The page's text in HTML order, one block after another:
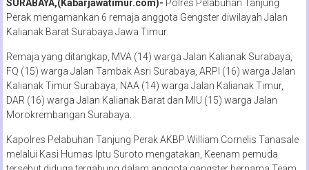
SURABAYA,(Kabarjawatimur.com)- Polres Pelabuhan Tanjung
Perak mengamankan 6 remaja anggota Gengster diwilayah Jalan
Kalianak Barat Surabaya Jawa Timur.
Remaja yang ditangkap, MVA (14) warga Jalan Kalianak Surabaya,
FQ (15) warga Jalan Tambak Asri Surabaya, ARPI (16) warga Jalan
Kalianak Timur Surabaya, NAA (14) warga Jalan Kalianak Timur,
DAR (16) warga Jalan Kalianak Barat dan MIU (15) warga Jalan
Morokrembangan Surabaya.
Kapolres Pelabuhan Tanjung Perak AKBP William Cornelis Tanasale
melalui Kasi Humas Iptu Suroto mengatakan, Keenam pemuda